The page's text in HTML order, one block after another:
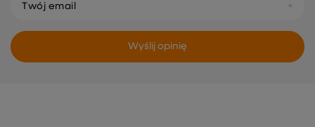
Twój email
Wyślij opinię